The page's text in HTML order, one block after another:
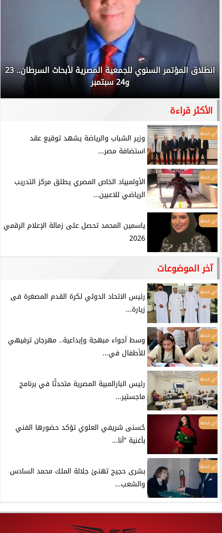
انطلاق المؤتمر السنوي للجمعية المصرية لأبحاث السرطان.. 23
و24 سبتمبر
الأكثر قراءة
أي خدمة
وزير الشباب والرياضة يشهد توقيع عقد
استضافة مصر...
أي خدمة
الأولمبياد الخاص المصري يطلق مركز التدريب
الرياضي للاعبين...
أي خدمة
ياسمين المحمد تحصل على زمالة الإعلام الرقمي
2026
آخر الموضوعات
أي خدمة
رئيس الاتحاد الدولي لكرة القدم المصغرة فى
زيارة...
أي خدمة
وسط أجواء مبهجة وإبداعية.. مهرجان ترفيهي
للأطفال في...
أي خدمة
رئيس البارالمبية المصرية متحدثًا في برنامج
ماجستير...
أي خدمة
حُسنى شريفي العلوي تؤكد حضورها الفني
بأغنية ”أنا...
أي خدمة
بشرى حجيج تهنئ جلالة الملك محمد السادس
والشعب...